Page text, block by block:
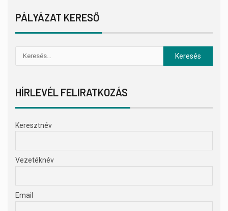
PÁLYÁZAT KERESŐ
HÍRLEVÉL FELIRATKOZÁS
Keresztnév
Vezetéknév
Email